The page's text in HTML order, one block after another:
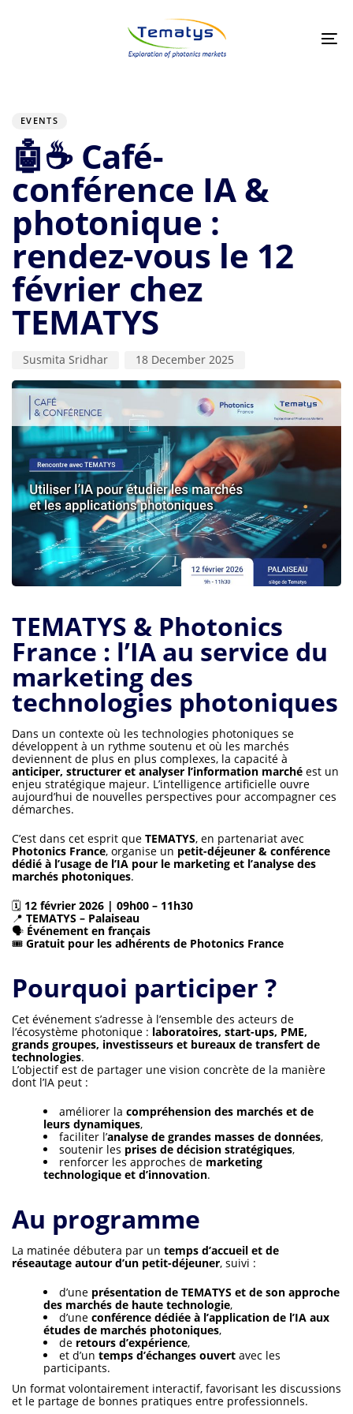
EVENTS
🤖☕ Café-
conférence IA &
photonique :
rendez-vous le 12
février chez
TEMATYS
Susmita Sridhar 18 December 2025
TEMATYS & Photonics
France : l’IA au service du
marketing des
technologies photoniques
Dans un contexte où les technologies photoniques se
développent à un rythme soutenu et où les marchés
deviennent de plus en plus complexes, la capacité à
anticiper, structurer et analyser l’information marché est un
enjeu stratégique majeur. L’intelligence artificielle ouvre
aujourd’hui de nouvelles perspectives pour accompagner ces
démarches.
C’est dans cet esprit que TEMATYS, en partenariat avec
Photonics France, organise un petit-déjeuner & conférence
dédié à l’usage de l’IA pour le marketing et l’analyse des
marchés photoniques.
🗓 12 février 2026 | 09h00 – 11h30
📍 TEMATYS – Palaiseau
🗣 Événement en français
🎟 Gratuit pour les adhérents de Photonics France
Pourquoi participer ?
Cet événement s’adresse à l’ensemble des acteurs de
l’écosystème photonique : laboratoires, start-ups, PME,
grands groupes, investisseurs et bureaux de transfert de
technologies.
L’objectif est de partager une vision concrète de la manière
dont l’IA peut :
améliorer la compréhension des marchés et de
leurs dynamiques,
faciliter l’analyse de grandes masses de données,
soutenir les prises de décision stratégiques,
renforcer les approches de marketing
technologique et d’innovation.
Au programme
La matinée débutera par un temps d’accueil et de
réseautage autour d’un petit-déjeuner, suivi :
d’une présentation de TEMATYS et de son approche
des marchés de haute technologie,
d’une conférence dédiée à l’application de l’IA aux
études de marchés photoniques,
de retours d’expérience,
et d’un temps d’échanges ouvert avec les
participants.
Un format volontairement interactif, favorisant les discussions
et le partage de bonnes pratiques entre professionnels.